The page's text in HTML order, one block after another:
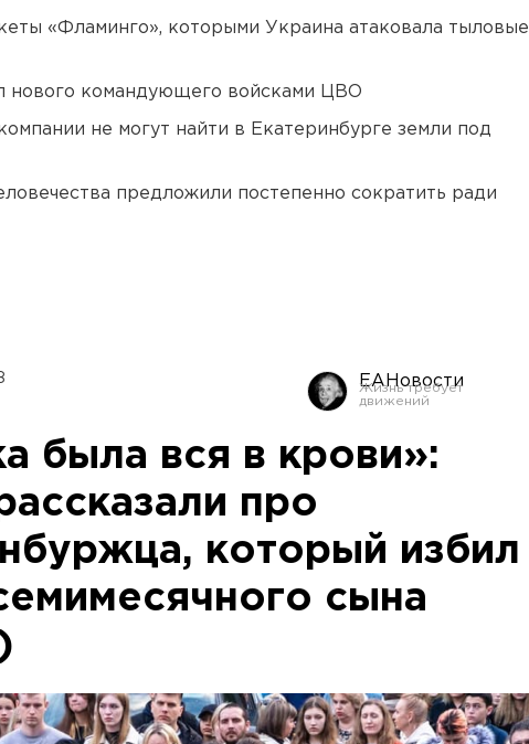
«Фламинго», которыми Украина атаковала тыловые
нового командующего войсками ЦВО
не могут найти в Екатеринбурге земли под
предложили постепенно сократить ради
ЕАНовости
была вся в крови»:
про
который избил
сына